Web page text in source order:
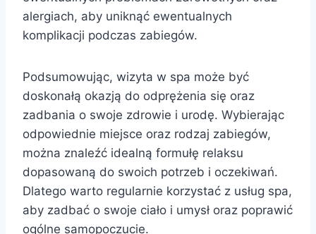
alergiach, aby uniknąć ewentualnych
komplikacji podczas zabiegów.
Podsumowując, wizyta w spa może być
doskonałą okazją do odprężenia się oraz
zadbania o swoje zdrowie i urodę. Wybierając
odpowiednie miejsce oraz rodzaj zabiegów,
można znaleźć idealną formułę relaksu
dopasowaną do swoich potrzeb i oczekiwań.
Dlatego warto regularnie korzystać z usług spa,
aby zadbać o swoje ciało i umysł oraz poprawić
ogólne samopoczucie.